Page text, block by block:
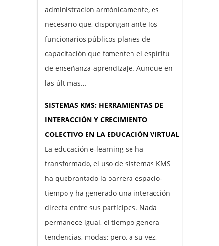
administración armónicamente, es
necesario que, dispongan ante los
funcionarios públicos planes de
capacitación que fomenten el espíritu
de enseñanza-aprendizaje. Aunque en
las últimas…
SISTEMAS KMS: HERRAMIENTAS DE
INTERACCIÓN Y CRECIMIENTO
COLECTIVO EN LA EDUCACIÓN VIRTUAL
La educación e-learning se ha
transformado, el uso de sistemas KMS
ha quebrantado la barrera espacio-
tiempo y ha generado una interacción
directa entre sus partícipes. Nada
permanece igual, el tiempo genera
tendencias, modas; pero, a su vez,